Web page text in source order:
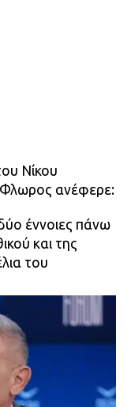
Νίκου
Φλωρος ανέφερε:
έννοιες πάνω
και της
του